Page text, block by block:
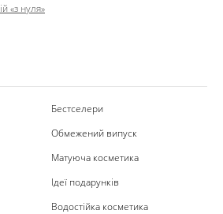
«з нуля»
Бестселери
Обмежений випуск
Матуюча косметика
Ідеї подарунків
Водостійка косметика